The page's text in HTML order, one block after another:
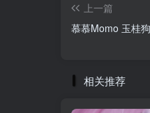
上一篇
慕慕Momo 玉桂
相关推荐